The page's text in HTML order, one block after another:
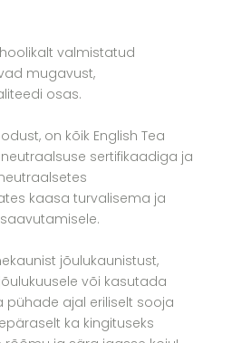
valmistatud
mugavust,
osas.
on kõik English Tea
sertifikaadiga ja
kaasa turvalisema ja
jõulukaunistust,
või kasutada
pühade ajal eriliselt sooja
ka kingituseks